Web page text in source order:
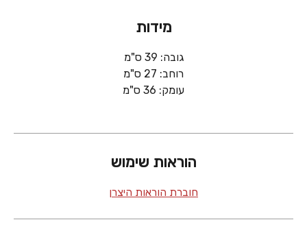
מידות
גובה: 39 ס"מ
רוחב: 27 ס"מ
עומק: 36 ס"מ
הוראות שימוש
חוברת הוראות היצרן